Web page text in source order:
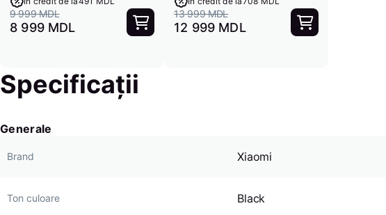
9 999 MDL
8 999 MDL
13 999 MDL
12 999 MDL
Specificații
Generale
Brand Xiaomi
Ton culoare Black